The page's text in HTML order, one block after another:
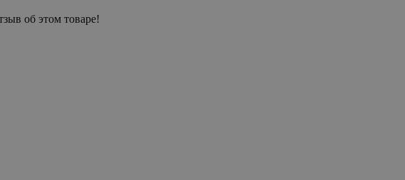
об этом товаре!